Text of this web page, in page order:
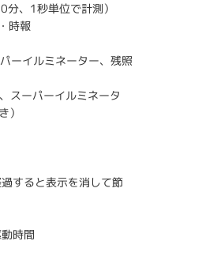
、1秒単位で計測）
時報
ーイルミネーター、残照
スーパーイルミネータ
）
すると表示を消して節
時間